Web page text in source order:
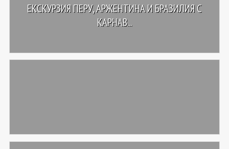
ЕКСКУРЗИЯ ПЕРУ, АРЖЕНТИНА И БРАЗИЛИЯ С
КАРНАВ...